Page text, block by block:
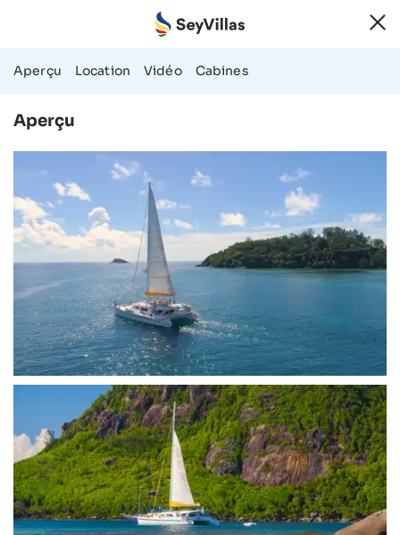
51 Photos et
Aperçu Location Vidéo Cabines
Aperçu